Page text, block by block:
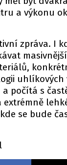
NÁS NA
fotku nebo
e-mail na
ETICKÝ KODEX
KONTAKT
ÚDAJE /
a výkonu
zpráva. I
počítá s
se bude